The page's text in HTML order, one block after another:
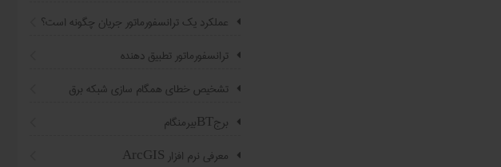
عملکرد یک ترانسفورماتور جریان چگونه است؟
ترانسفورماتور تطبیق دهنده
تشخیص خطای همگام سازی شبکه برق
برجBTبیرمنگام
معرفی نرم افزار ArcGIS